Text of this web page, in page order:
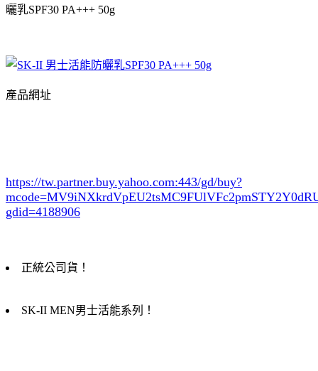
曬乳SPF30 PA+++ 50g
產品網址
https://tw.partner.buy.yahoo.com:443/gd/buy?
gdid=4188906
正統公司貨！
SK-II MEN男士活能系列！